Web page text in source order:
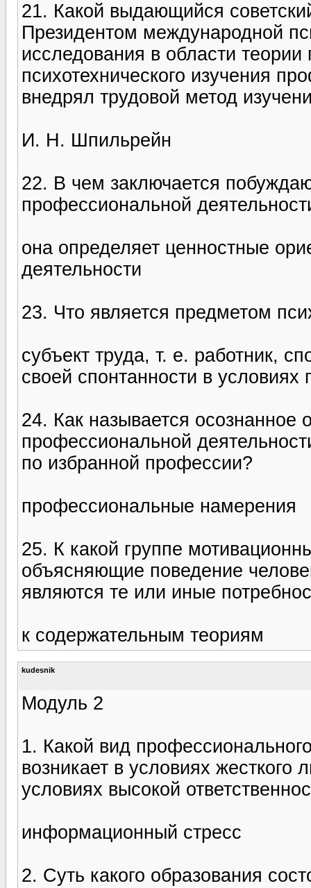
21. Какой выдающийся
Президентом международной
исследования в области
психотехнического изучения
внедрял трудовой метод
И. Н. Шпильрейн
22. В чем заключается
профессиональной
она определяет ценностные
деятельности
23. Что является предметом
субъект труда, т. е. работник,
своей спонтанности в условиях
24. Как называется осознанное
профессиональной
по избранной профессии?
профессиональные намерения
25. К какой группе
объясняющие поведение
являются те или иные
к содержательным теориям
kudesnik
Модуль 2
1. Какой вид
возникает в условиях жесткого
условиях высокой
информационный стресс
2. Суть какого образования